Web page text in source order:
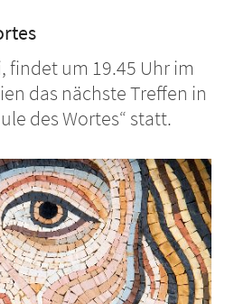
findet um 19.45 Uhr im
das nächste Treffen in
des Wortes“ statt.